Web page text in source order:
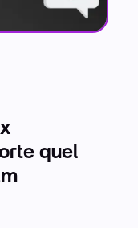
quel